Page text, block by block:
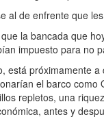
al de enfrente que
la bancada que
impuesto para no
está próximamente
el barco
repletos, una
antes y